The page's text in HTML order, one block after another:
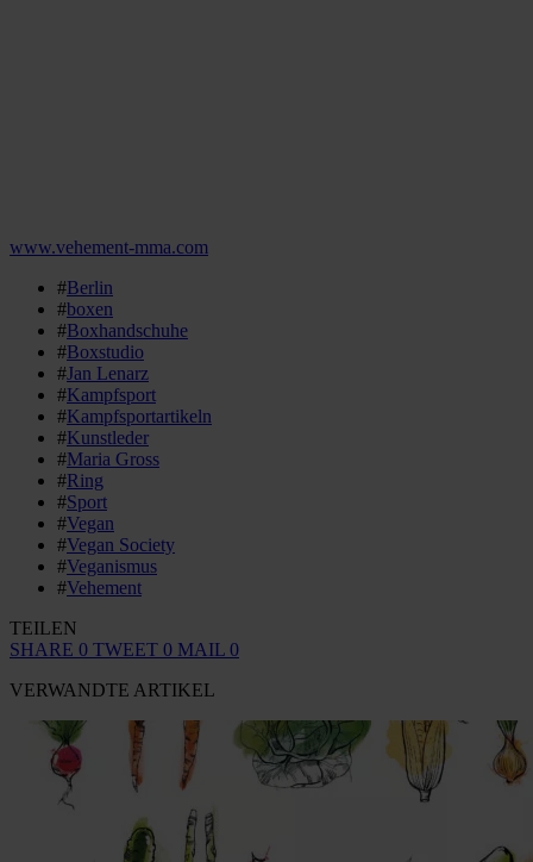
www.vehement-mma.com
#Berlin
#boxen
#Boxhandschuhe
#Boxstudio
#Jan Lenarz
#Kampfsport
#Kampfsportartikeln
#Kunstleder
#Maria Gross
#Ring
#Sport
#Vegan
#Vegan Society
#Veganismus
#Vehement
TEILEN
SHARE 0 TWEET 0 MAIL 0
VERWANDTE ARTIKEL